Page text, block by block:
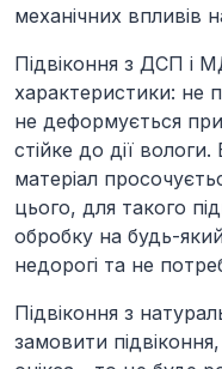
механічних впливів
Підвіконня з ДСП і
характеристики: не
не деформується
стійке до дії
матеріал
цього, для такого
обробку на будь-
недорогі та не
Підвіконня з
замовити